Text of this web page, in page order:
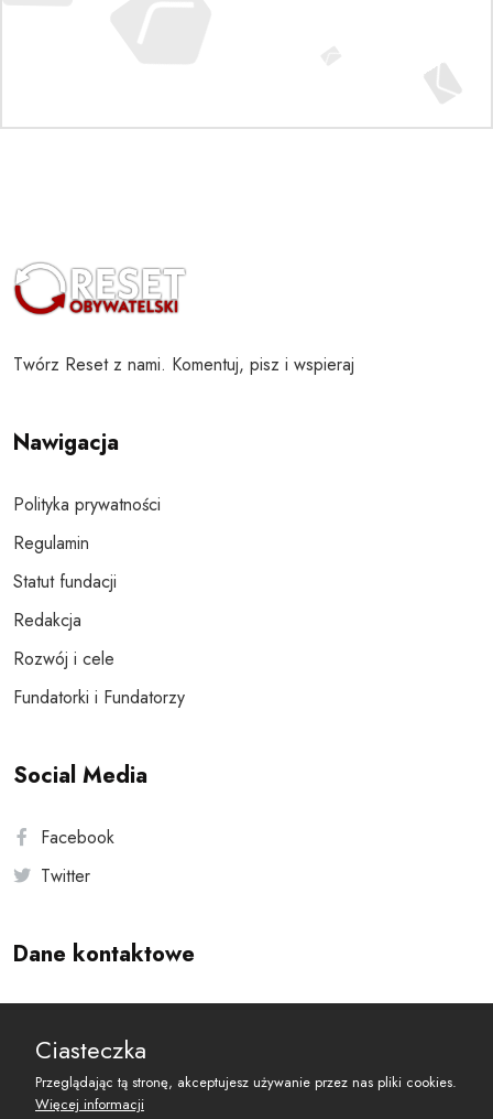
Twórz Reset z nami. Komentuj, pisz i wspieraj
Nawigacja
Polityka prywatności
Regulamin
Statut fundacji
Redakcja
Rozwój i cele
Fundatorki i Fundatorzy
Social Media
Facebook
Twitter
Dane kontaktowe
reset@resetobywatelski.pl
Ciasteczka
Przeglądając tą stronę, akceptujesz używanie przez nas pliki cookies.
Więcej informacji